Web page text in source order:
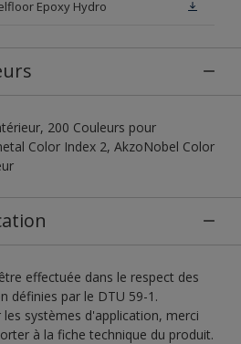
Epoxy Hydro
200 Couleurs pour
Color Index 2, AkzoNobel Color
effectuée dans le respect des
définies par le DTU 59-1.
systèmes d'application, merci
à la fiche technique du produit.